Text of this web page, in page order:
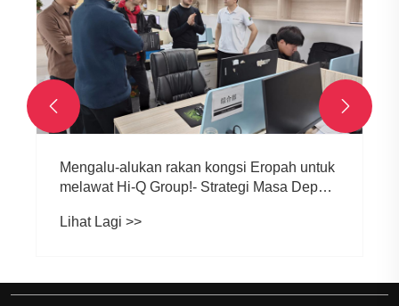
Mengalu-alukan rakan kongsi Eropah untuk
melawat Hi-Q Group!- Strategi Masa Depan
Lihat Lagi >>
 